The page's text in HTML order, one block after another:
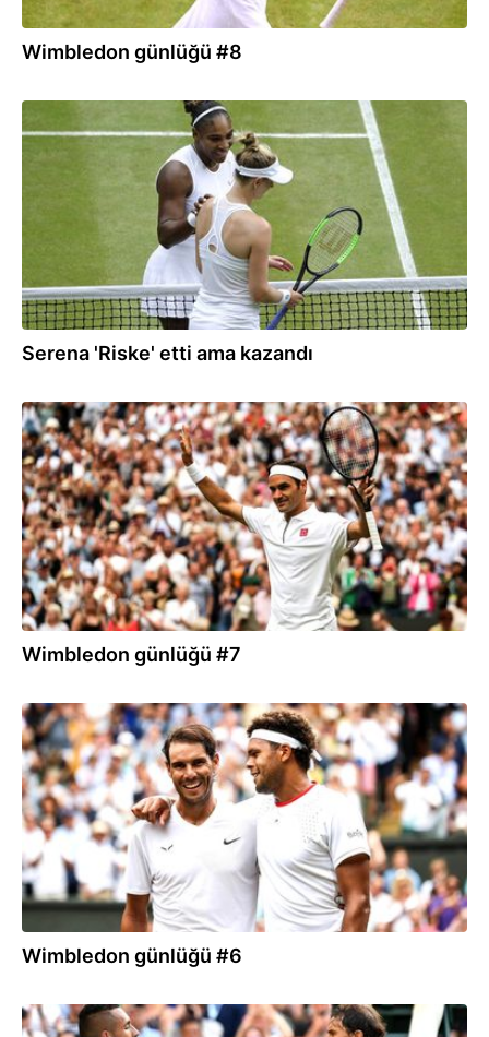
Wimbledon günlüğü #8
Serena 'Riske' etti ama kazandı
09.07.2019
Wimbledon günlüğü #7
08.07.2019
Wimbledon günlüğü #6
05.07.2019